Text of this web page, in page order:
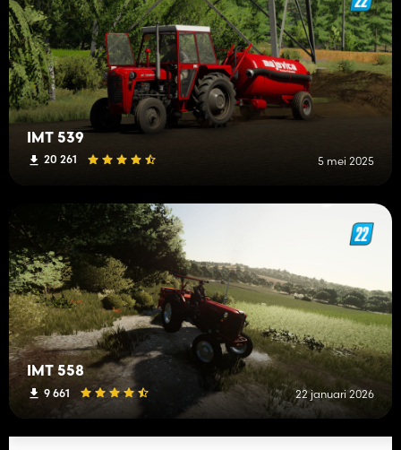
IMT 539
20 261 5 mei 2025
IMT 558
9 661 22 januari 2026